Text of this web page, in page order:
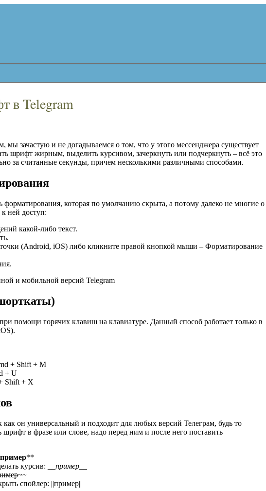
в Telegram
мы зачастую и не догадываемся о том, что у этого мессенджера существует
шрифт жирным, выделить курсивом, зачеркнуть или подчеркнуть – всё это
за считанные секунды, причем несколькими различными способами.
которая по умолчанию скрыта, а потому далеко не многие о
ней доступ:
какой-либо текст.
(Android, iOS) либо кликните правой кнопкой мыши – Форматирование
помощи горячих клавиш на клавиатуре. Данный способ работает только в
+ Shift + M
+ U
Shift + X
как он универсальный и подходит для любых версий Телеграм, будь то
в фразе или слове, надо перед ним и после него поставить
пример**
курсив:
__пример__
~~
спойлер: ||пример||